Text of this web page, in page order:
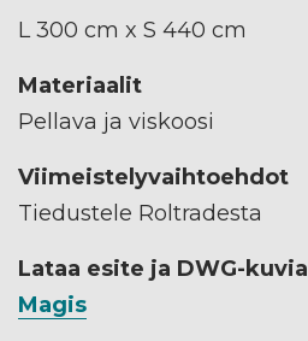
L 300 cm x S 440 cm
Materiaalit
Pellava ja viskoosi
Viimeistelyvaihtoehdot
Tiedustele Roltradesta
Lataa esite ja DWG-kuvia
Magis